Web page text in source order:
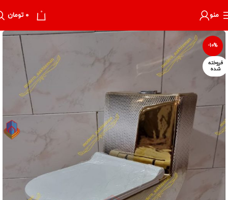
منو 0 ۰ تومان
-10%
فروخته
شده